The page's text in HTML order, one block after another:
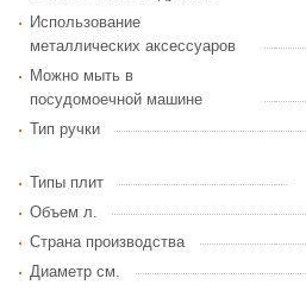
Использование
металлических аксессуаров
Можно мыть в
посудомоечной машине
Тип ручки
Типы плит
Объем л.
Страна производства
Диаметр см.